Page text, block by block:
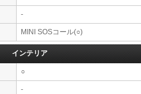
-
MINI SOSコール(○)
インテリア
○
-